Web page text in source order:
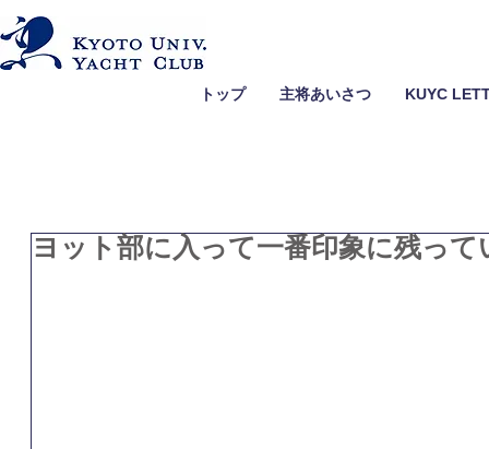
トップ 主将あいさつ KUYC
ヨット部に入って一番印象に残って